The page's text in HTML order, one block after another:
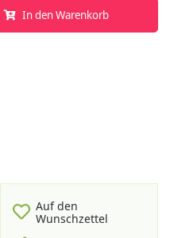
In den Warenkorb
Auf den
Wunschzettel